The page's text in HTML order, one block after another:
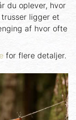
du oplever, hvor
ligger et
af hvor ofte
for flere detaljer.